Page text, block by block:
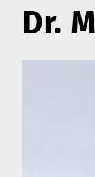
Dr.